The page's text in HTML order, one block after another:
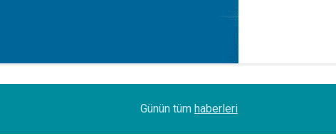
Petrol Ofisi Grubu 18. kez zirvede
Günün tüm haberleri